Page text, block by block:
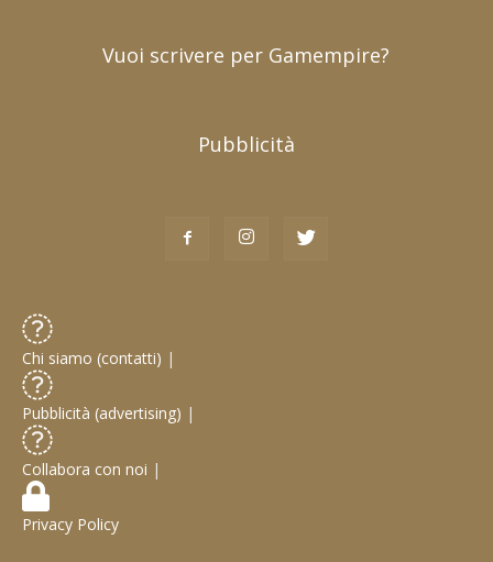
Vuoi scrivere per Gamempire?
Pubblicità
Chi siamo (contatti) |
Pubblicità (advertising) |
Collabora con noi |
Privacy Policy